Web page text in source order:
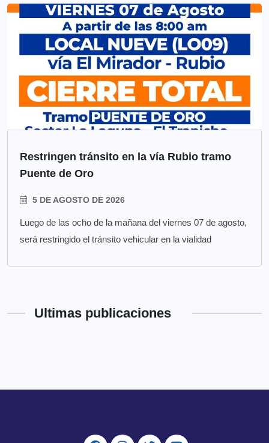
Restringen tránsito en la vía Rubio tramo
Puente de Oro
5 DE AGOSTO DE 2026
Luego de las ocho de la mañana del viernes 07 de agosto,
será restringido el tránsito vehicular en la vialidad
Ultimas publicaciones